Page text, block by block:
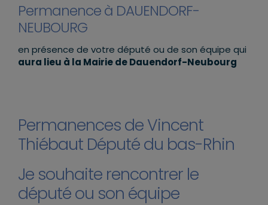
Permanence à DAUENDORF-
NEUBOURG
en présence de votre député ou de son équipe qui
aura lieu à la Mairie de Dauendorf-Neubourg
Permanences de Vincent
Thiébaut Député du bas-Rhin
Je souhaite rencontrer le
député ou son équipe